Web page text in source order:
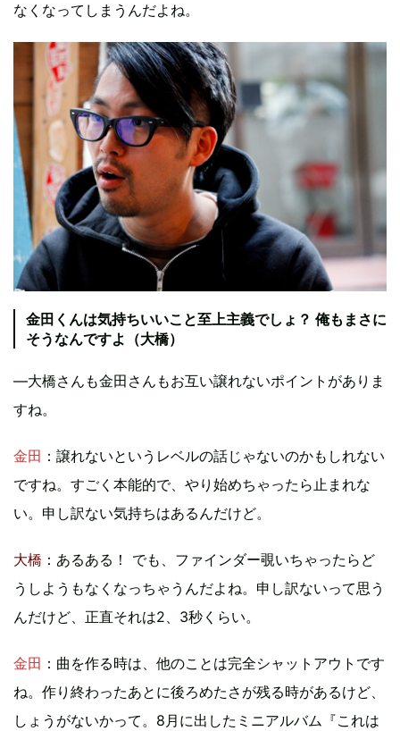
なくなってしまうんだよね。
金田くんは気持ちいいこと至上主義でしょ？ 俺もまさに
そうなんですよ（大橋）
―大橋さんも金田さんもお互い譲れないポイントがありま
すね。
金田 ：譲れないというレベルの話じゃないのかもしれない
ですね。すごく本能的で、やり始めちゃったら止まれな
い。申し訳ない気持ちはあるんだけど。
大橋 ：あるある！ でも、ファインダー覗いちゃったらど
うしようもなくなっちゃうんだよね。申し訳ないって思う
んだけど、正直それは2、3秒くらい。
金田 ：曲を作る時は、他のことは完全シャットアウトです
ね。作り終わったあとに後ろめたさが残る時があるけど、
しょうがないかって。8月に出したミニアルバム『これは